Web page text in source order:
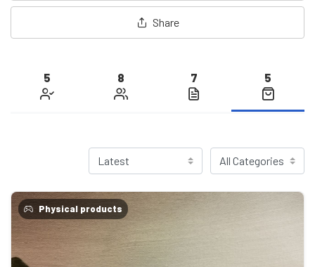
Share
5 8 7 5
Physical products